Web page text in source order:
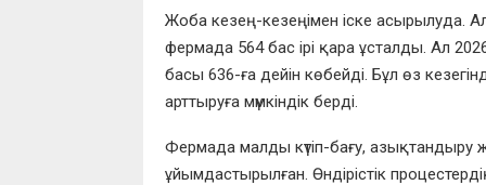
Жоба кезең-кезеңімен іске асырылуда.
фермада 564 бас ірі қара ұсталды. Ал
басы 636-ға дейін көбейді. Бұл өз
арттыруға мүмкіндік берді.
Фермада малды күтіп-бағу, азықтандыру
ұйымдастырылған. Өндірістік